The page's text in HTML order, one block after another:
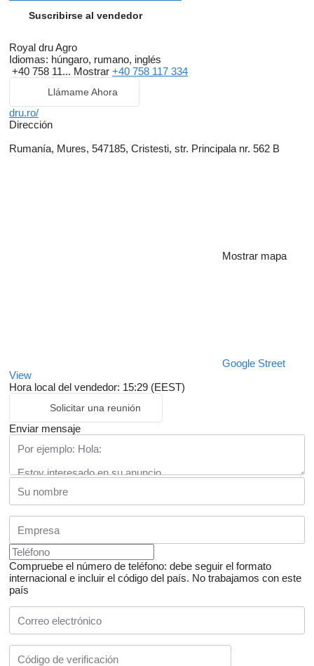
Suscribirse al vendedor
Royal dru Agro
Idiomas: húngaro, rumano, inglés
+40 758 11... Mostrar +40 758 117 334
Llámame Ahora
dru.ro/
Dirección
Rumanía, Mures, 547185, Cristesti, str. Principala nr. 562 B
Mostrar mapa
Google Street
View
Hora local del vendedor: 15:29 (EEST)
Solicitar una reunión
Enviar mensaje
Compruebe el número de teléfono: debe seguir el formato
internacional e incluir el código del país. No trabajamos con este
país